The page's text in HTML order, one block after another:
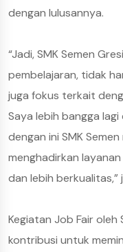
dengan lulusannya.
“Jadi, SMK Semen
pembelajaran, tidak
juga fokus terkait
Saya lebih bangga lagi
dengan ini SMK
menghadirkan
dan lebih berkualitas,”
Kegiatan Job Fair oleh
kontribusi untuk